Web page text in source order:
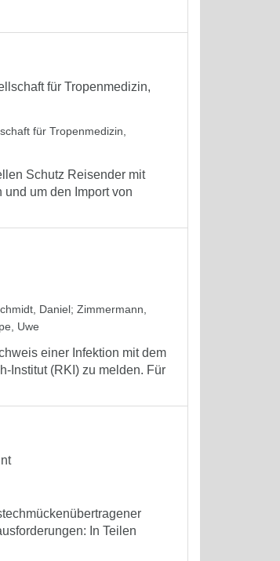
für Tropenmedizin,
für Tropenmedizin,
Schutz Reisender mit
um den Import von
Daniel; Zimmermann,
Uwe
einer Infektion mit dem
Institut (RKI) zu melden. Für
In Teilen